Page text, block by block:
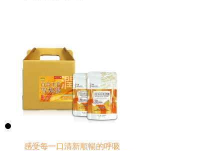
感受每一口清新順暢的呼吸